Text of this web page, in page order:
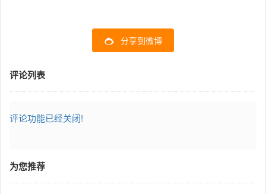
分享到微博
评论列表
评论功能已经关闭!
为您推荐